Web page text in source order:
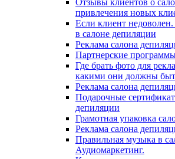
Отзывы клиентов о
привлечения новых
Если клиент
в салоне депиляции
Реклама салона
Партнерские
Где брать фото для
какими они должны
Реклама салона
Подарочные
депиляции
Грамотная упаковка
Реклама салона
Правильная музыка в
Аудиомаркетинг.